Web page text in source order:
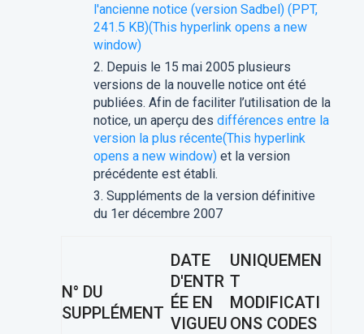
l'ancienne notice (version Sadbel) (PPT,
241.5 KB)(This hyperlink opens a new
window)
Depuis le 15 mai 2005 plusieurs
versions de la nouvelle notice ont été
publiées. Afin de faciliter l’utilisation de la
notice, un aperçu des différences entre la
version la plus récente(This hyperlink
opens a new window) et la version
précédente est établi.
Suppléments de la version définitive
du 1er décembre 2007
N° DU
SUPPLÉMENT
DATE
D'ENTR
ÉE EN
VIGUEU
UNIQUEMEN
T
MODIFICATI
ONS CODES